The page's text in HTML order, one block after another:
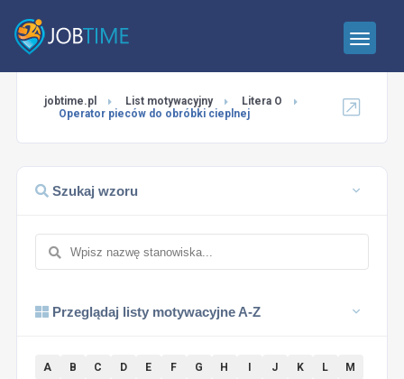
jobtime.pl List motywacyjny
Litera O
Operator pieców do obróbki cieplnej
Szukaj wzoru
Przeglądaj listy motywacyjne A-Z
A B C D E F G H J K L
M